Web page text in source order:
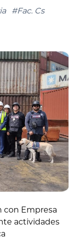
#Fac. Cs
con Empresa
actividades